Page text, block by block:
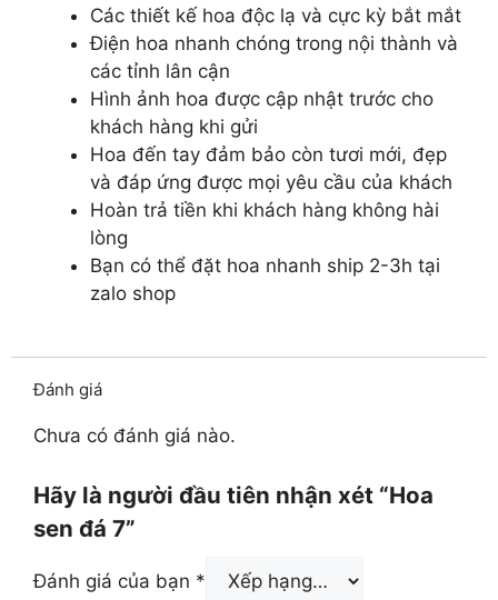
Các thiết kế hoa độc lạ và cực kỳ bắt mắt
Điện hoa nhanh chóng trong nội thành và
các tỉnh lân cận
Hình ảnh hoa được cập nhật trước cho
khách hàng khi gửi
Hoa đến tay đảm bảo còn tươi mới, đẹp
và đáp ứng được mọi yêu cầu của khách
Hoàn trả tiền khi khách hàng không hài
lòng
Bạn có thể đặt hoa nhanh ship 2-3h tại
zalo shop
Đánh giá
Chưa có đánh giá nào.
Hãy là người đầu tiên nhận xét “Hoa
sen đá 7”
Đánh giá của bạn *